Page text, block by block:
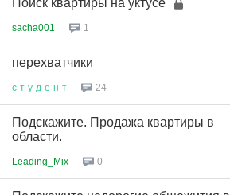
Поиск квартиры на уктусе
sacha001 1
перехватчики
с-т-у-д-е-н-т 24
Подскажите. Продажа квартиры в
области.
Leading_Mix 0